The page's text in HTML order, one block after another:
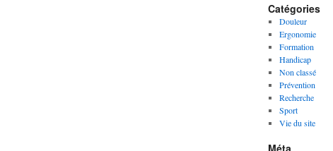
Catégories
Douleur
Ergonomie
Formation
Handicap
Non classé
Prévention
Recherche
Sport
Vie du site
Méta